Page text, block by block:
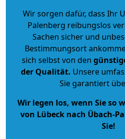
Wir sorgen dafür, dass Ihr
Palenberg reibungslos
Sachen sicher und
Bestimmungsort
sich selbst von den
der Qualität. Unsere
Sie garantiert
Wir legen los, wenn Sie so
von Lübeck nach Übach-
Sie!